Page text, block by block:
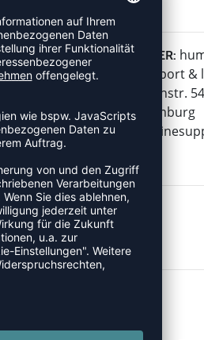
höchst
HERSTELLER:
hummel sport &
Leverkusenstr. 54
22761 Hamburg
E-Mail: